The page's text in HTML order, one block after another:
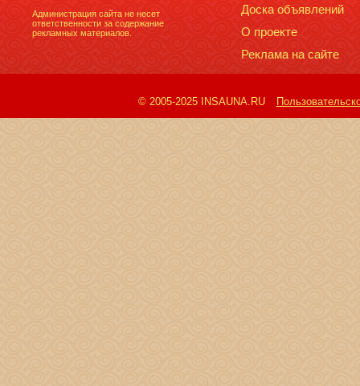
Администрация сайта не несет
ответственности за содержание
рекламных материалов.
Доска объявлений
О проекте
Реклама на сайте
© 2005-2025 INSAUNA.RU